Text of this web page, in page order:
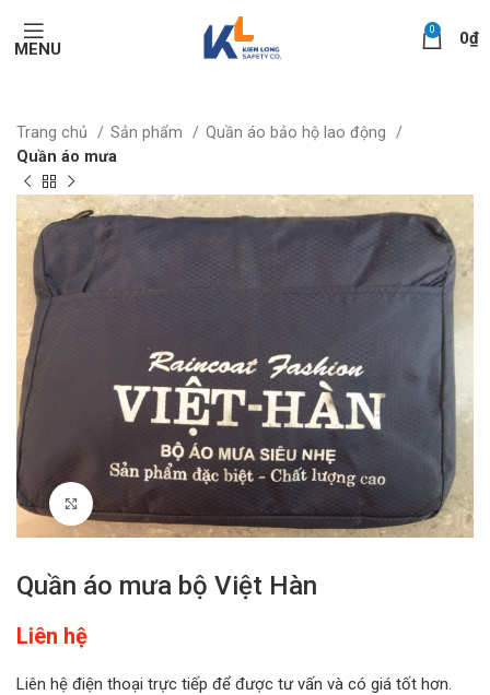
MENU
0 0₫
Trang chủ Sản phẩm
Quần áo bảo hộ lao động
Quần áo mưa
Click to enlarge
Quần áo mưa bộ Việt Hàn
Liên hệ
Liên hệ điện thoại trực tiếp để được tư vấn và có giá tốt hơn.